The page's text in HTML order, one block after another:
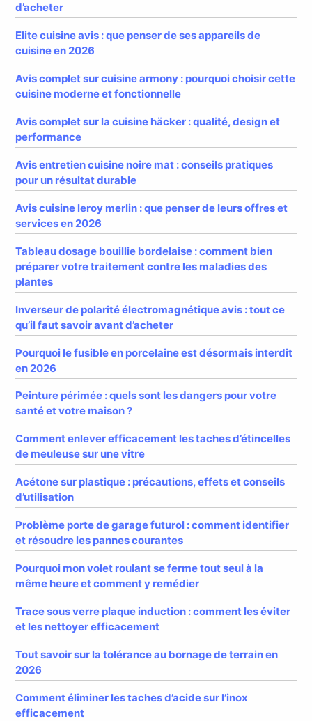
d’acheter
Elite cuisine avis : que penser de ses appareils de
cuisine en 2026
Avis complet sur cuisine armony : pourquoi choisir cette
cuisine moderne et fonctionnelle
Avis complet sur la cuisine häcker : qualité, design et
performance
Avis entretien cuisine noire mat : conseils pratiques
pour un résultat durable
Avis cuisine leroy merlin : que penser de leurs offres et
services en 2026
Tableau dosage bouillie bordelaise : comment bien
préparer votre traitement contre les maladies des
plantes
Inverseur de polarité électromagnétique avis : tout ce
qu’il faut savoir avant d’acheter
Pourquoi le fusible en porcelaine est désormais interdit
en 2026
Peinture périmée : quels sont les dangers pour votre
santé et votre maison ?
Comment enlever efficacement les taches d’étincelles
de meuleuse sur une vitre
Acétone sur plastique : précautions, effets et conseils
d’utilisation
Problème porte de garage futurol : comment identifier
et résoudre les pannes courantes
Pourquoi mon volet roulant se ferme tout seul à la
même heure et comment y remédier
Trace sous verre plaque induction : comment les éviter
et les nettoyer efficacement
Tout savoir sur la tolérance au bornage de terrain en
2026
Comment éliminer les taches d’acide sur l’inox
efficacement